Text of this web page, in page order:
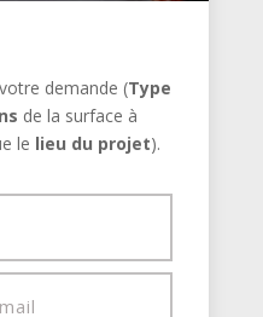
demande (Type
de la surface à
le lieu du projet).